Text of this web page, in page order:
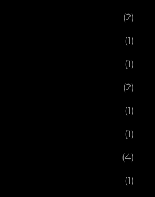
(2)
(1)
(1)
(2)
(1)
(1)
(4)
(1)